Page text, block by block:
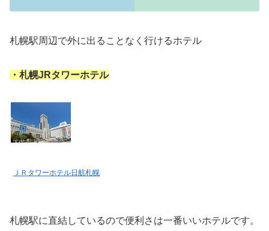
札幌駅周辺で外に出ることなく行けるホテル
・札幌JRタワーホテル
ＪＲタワーホテル日航札幌
札幌駅に直結しているので便利さは一番いいホテルです。